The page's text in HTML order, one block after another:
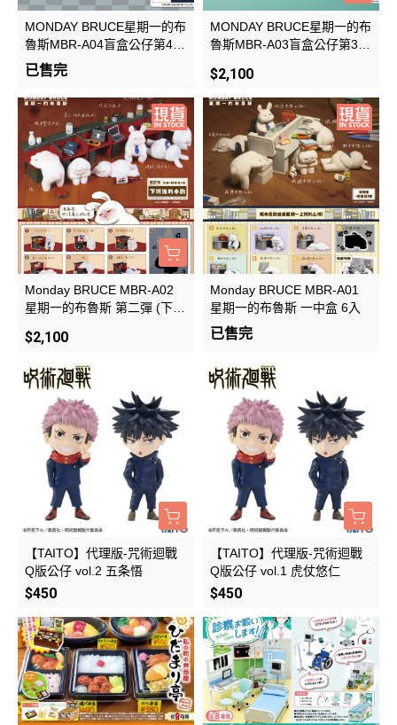
MONDAY BRUCE星期一的布
魯斯MBR-A04盲盒公仔第4彈
(今天還是要上班)一中盒6入
已售完
MONDAY BRUCE星期一的布
魯斯MBR-A03盲盒公仔第3彈
$2,100
Monday BRUCE MBR-A02
星期一的布魯斯 第二彈 (下班
$2,100
Monday BRUCE MBR-A01
星期一的布魯斯 一中盒 6入
已售完
【TAITO】代理版-咒術迴戰
Q版公仔 vol.2 五条悟
$450
【TAITO】代理版-咒術迴戰
Q版公仔 vol.1 虎仗悠仁
$450